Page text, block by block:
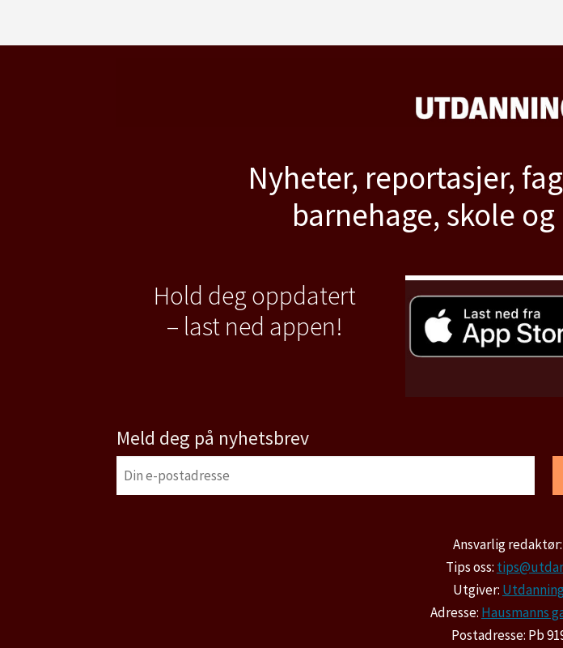
Nyheter, reportasjer,
barnehage, skole
Hold deg oppdatert
– last ned appen!
Meld deg på nyhetsbrev
Ansvarlig redaktør:
Tips oss:
Utgiver:
Adresse: Hausmanns
Postadresse: Pb